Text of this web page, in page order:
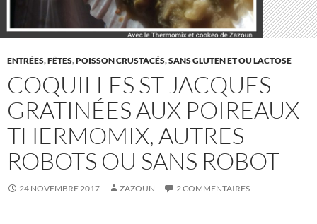
ENTRÉES,FÊTES,POISSON CRUSTACÉS,SANS GLUTEN ET OU LACTOSE
COQUILLES ST JACQUES
GRATINÉES AUX POIREAUX
THERMOMIX, AUTRES
ROBOTS OU SANS ROBOT
24 NOVEMBRE 2017 ZAZOUN 2 COMMENTAIRES